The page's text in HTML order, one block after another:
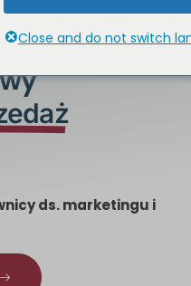
ds. marketingu i
Close and do not switch